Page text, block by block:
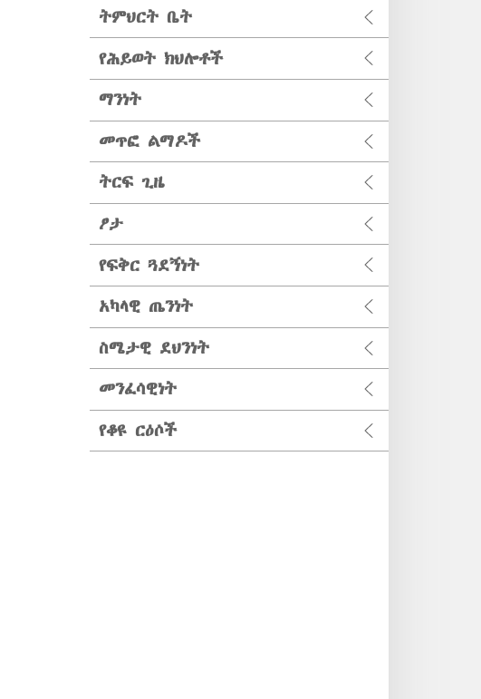
ትምህርት ቤት
የሕይወት ክህሎቶች
ማንነት
መጥፎ ልማዶች
ትርፍ ጊዜ
ፆታ
የፍቅር ጓደኝነት
አካላዊ ጤንነት
ስሜታዊ ደህንነት
መንፈሳዊነት
የቆዩ ርዕሶች